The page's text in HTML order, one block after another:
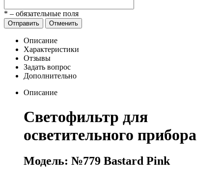
* – обязательные поля
Отправить Отменить
Описание
Характеристики
Отзывы
Задать вопрос
Дополнительно
Описание
Светофильтр для
осветительного прибора
Модель: №779 Bastard Pink